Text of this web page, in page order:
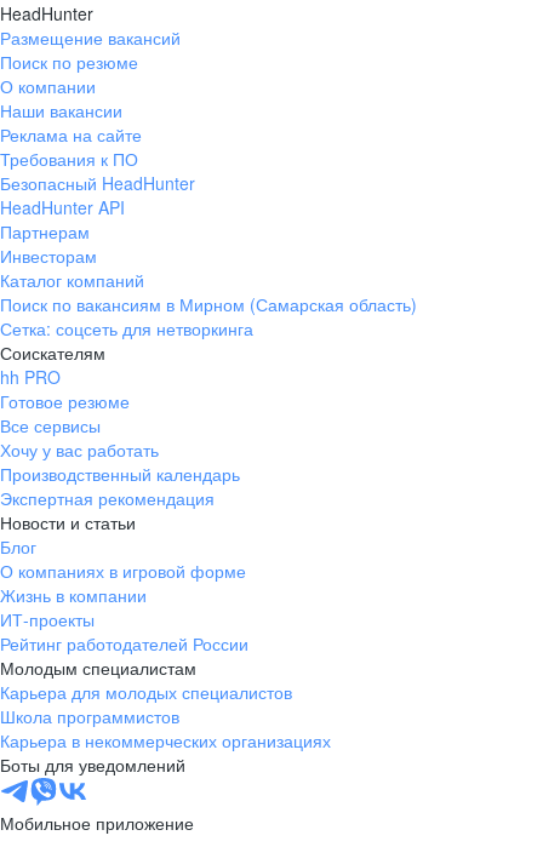
HeadHunter
Размещение вакансий
Поиск по резюме
О компании
Наши вакансии
Реклама на сайте
Требования к ПО
Безопасный HeadHunter
HeadHunter API
Партнерам
Инвесторам
Каталог компаний
Поиск по вакансиям в Мирном (Самарская область)
Сетка: соцсеть для нетворкинга
Соискателям
hh PRO
Готовое резюме
Все сервисы
Хочу у вас работать
Производственный календарь
Экспертная рекомендация
Новости и статьи
Блог
О компаниях в игровой форме
Жизнь в компании
ИТ-проекты
Рейтинг работодателей России
Молодым специалистам
Карьера для молодых специалистов
Школа программистов
Карьера в некоммерческих организациях
Боты для уведомлений
Мобильное приложение